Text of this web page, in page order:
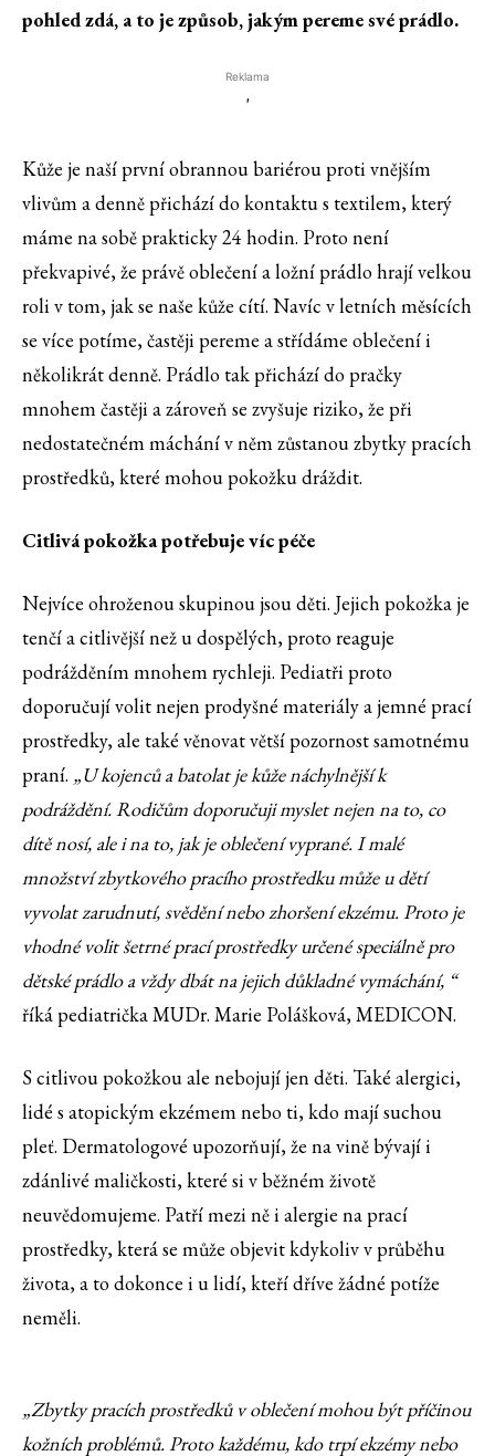
pohled zdá, a to je způsob, jakým pereme své prádlo.
Reklama
'
Kůže je naší první obrannou bariérou proti vnějším
vlivům a denně přichází do kontaktu s textilem, který
máme na sobě prakticky 24 hodin. Proto není
překvapivé, že právě oblečení a ložní prádlo hrají velkou
roli v tom, jak se naše kůže cítí. Navíc v letních měsících
se více potíme, častěji pereme a střídáme oblečení i
několikrát denně. Prádlo tak přichází do pračky
mnohem častěji a zároveň se zvyšuje riziko, že při
nedostatečném máchání v něm zůstanou zbytky pracích
prostředků, které mohou pokožku dráždit.
Citlivá pokožka potřebuje víc péče
Nejvíce ohroženou skupinou jsou děti. Jejich pokožka je
tenčí a citlivější než u dospělých, proto reaguje
podrážděním mnohem rychleji. Pediatři proto
doporučují volit nejen prodyšné materiály a jemné prací
prostředky, ale také věnovat větší pozornost samotnému
praní. „U kojenců a batolat je kůže náchylnější k
podráždění. Rodičům doporučuji myslet nejen na to, co
dítě nosí, ale i na to, jak je oblečení vyprané. I malé
množství zbytkového pracího prostředku může u dětí
vyvolat zarudnutí, svědění nebo zhoršení ekzému. Proto je
vhodné volit šetrné prací prostředky určené speciálně pro
dětské prádlo a vždy dbát na jejich důkladné vymáchání, “
říká pediatrička MUDr. Marie Polášková, MEDICON.
S citlivou pokožkou ale nebojují jen děti. Také alergici,
lidé s atopickým ekzémem nebo ti, kdo mají suchou
pleť. Dermatologové upozorňují, že na vině bývají i
zdánlivé maličkosti, které si v běžném životě
neuvědomujeme. Patří mezi ně i alergie na prací
prostředky, která se může objevit kdykoliv v průběhu
života, a to dokonce i u lidí, kteří dříve žádné potíže
neměli.
„Zbytky pracích prostředků v oblečení mohou být příčinou
kožních problémů. Proto každému, kdo trpí ekzémy nebo